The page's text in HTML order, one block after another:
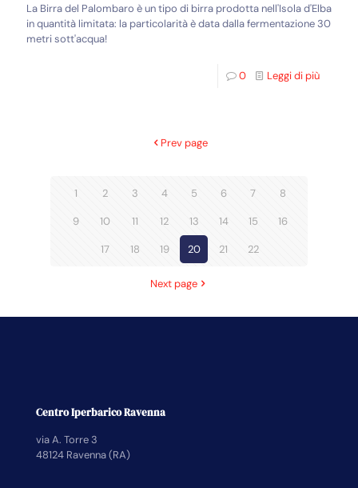
La Birra del Palombaro è un tipo di birra prodotta nell'Isola d'Elba
in quantità limitata: la particolarità è data dalla fermentazione 30
metri sott'acqua!
0 Leggi di più
Prev page
1 2 3 4 5 6 7 8
9 10 11 12 13 14 15 16
17 18 19 20 21 22
Next page
Centro Iperbarico Ravenna
via A. Torre 3
48124 Ravenna (RA)